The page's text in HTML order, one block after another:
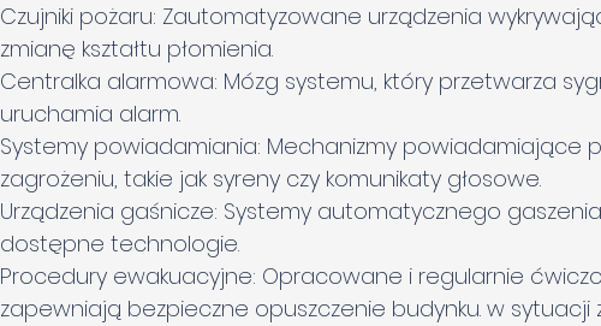
Czujniki pożaru: Zautomatyzowane urządzenia
zmianę kształtu płomienia.
Centralka alarmowa: Mózg systemu, który przetwarza
uruchamia alarm.
Systemy powiadamiania: Mechanizmy powiadamiające
zagrożeniu, takie jak syreny czy komunikaty głosowe.
Urządzenia gaśnicze: Systemy automatycznego
dostępne technologie.
Procedury ewakuacyjne: Opracowane i regularnie
zapewniają bezpieczne opuszczenie budynku. w sytuacji